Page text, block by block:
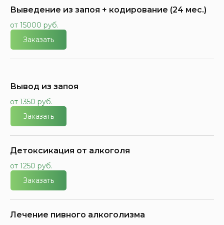
Выведение из запоя + кодирование (24 мес.)
от 15000 руб.
Заказать
Вывод из запоя
от 1350 руб.
Заказать
Детоксикация от алкоголя
от 1250 руб.
Заказать
Лечение пивного алкоголизма